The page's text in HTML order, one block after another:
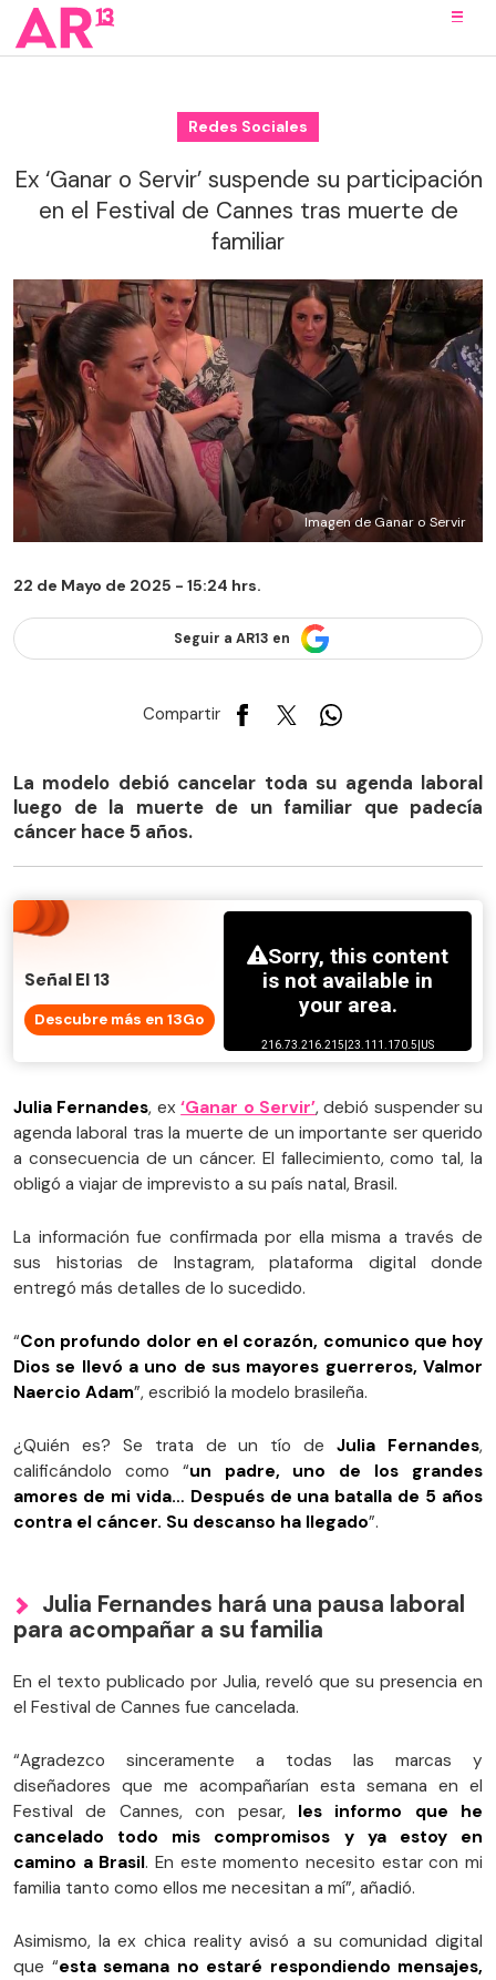
Redes Sociales
Ex ‘Ganar o Servir’ suspende su participación
en el Festival de Cannes tras muerte de
familiar
Imagen de Ganar o Servir
22 de Mayo de 2025 - 15:24 hrs.
Seguir a AR13 en
Compartir
La modelo debió cancelar toda su agenda laboral
luego de la muerte de un familiar que padecía
cáncer hace 5 años.
Señal El 13
Descubre más en 13Go
Julia Fernandes, ex‘Ganar o Servir’, debió suspender su
agenda laboral tras la muerte de un importante ser querido
a consecuencia de un cáncer. El fallecimiento, como tal, la
obligó a viajar de imprevisto a su país natal, Brasil.
La información fue confirmada por ella misma a través de
sus historias de Instagram, plataforma digital donde
entregó más detalles de lo sucedido.
“Con profundo dolor en el corazón, comunico que hoy
Dios se llevó a uno de sus mayores guerreros, Valmor
Naercio Adam”, escribió la modelo brasileña.
¿Quién es? Se trata de un tío deJulia Fernandes,
calificándolo como “un padre, uno de los grandes
amores de mi vida… Después de una batalla de 5 años
contra el cáncer. Su descanso ha llegado”.
Julia Fernandes hará una pausa laboral
para acompañar a su familia
En el texto publicado por Julia, reveló que su presencia en
el Festival de Cannes fue cancelada.
“Agradezco sinceramente a todas las marcas y
diseñadores que me acompañarían esta semana en el
Festival de Cannes, con pesar, les informo que he
cancelado todo mis compromisos y ya estoy en
camino a Brasil. En este momento necesito estar con mi
familia tanto como ellos me necesitan a mí”, añadió.
Asimismo, la ex chica reality avisó a su comunidad digital
que “esta semana no estaré respondiendo mensajes,